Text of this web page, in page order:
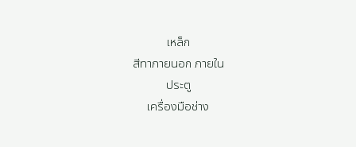
เหล็ก
สีทาภายนอก ภายใน
ประตู
เครื่องมือช่าง